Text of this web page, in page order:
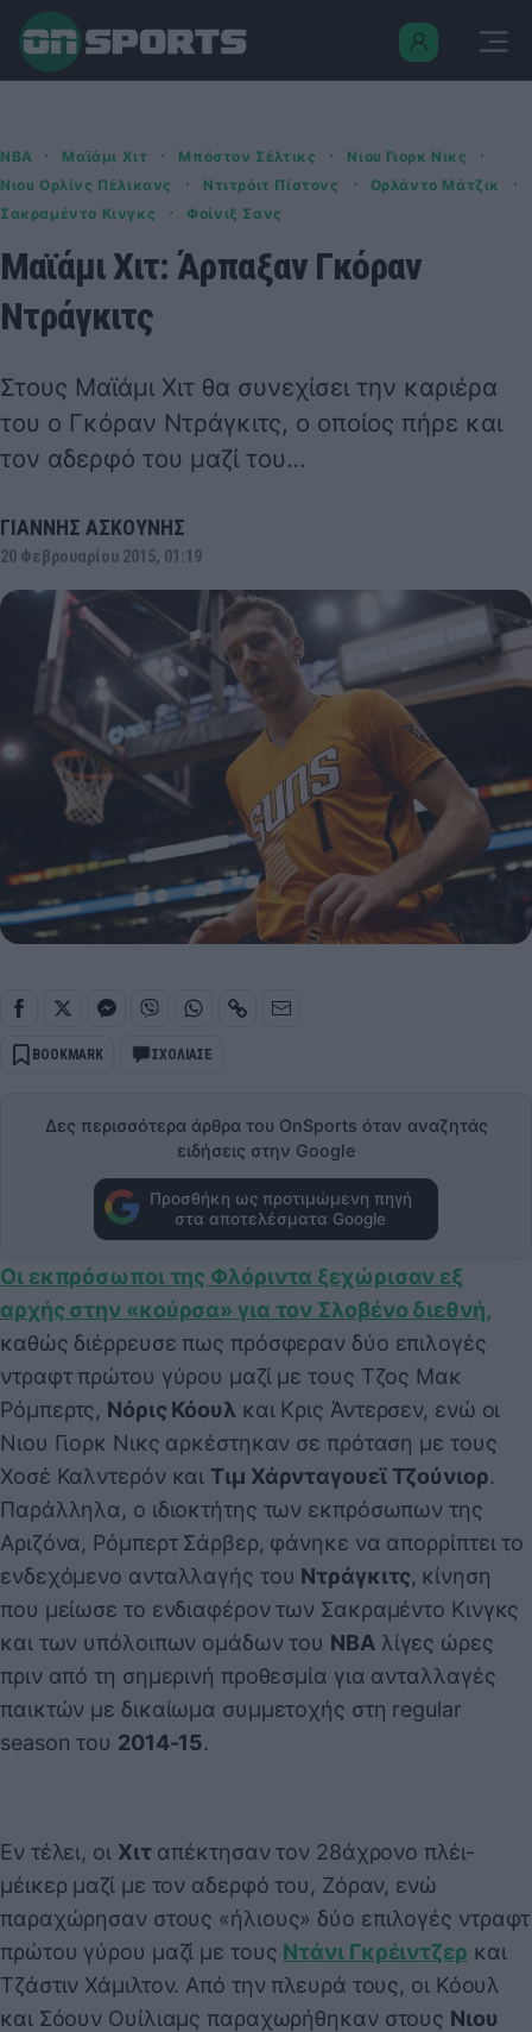
NBA · Μαϊάμι Χιτ · Μπόστον Σέλτικς · Νιου Γιορκ Νικς ·
Νιου Ορλίνς Πέλικανς · Ντιτρόιτ Πίστονς · Ορλάντο Μάτζικ ·
Σακραμέντο Κινγκς · Φοίνιξ Σανς
Μαϊάμι Χιτ: Άρπαξαν Γκόραν
Ντράγκιτς
Στους Μαϊάμι Χιτ θα συνεχίσει την καριέρα
του ο Γκόραν Ντράγκιτς, ο οποίος πήρε και
τον αδερφό του μαζί του…
ΓΙΑΝΝΗΣ ΑΣΚΟΥΝΗΣ
20 Φεβρουαρίου 2015, 01:19
BOOKMARK ΣΧΟΛΙΑΣΕ
Δες περισσότερα άρθρα του OnSports όταν αναζητάς
ειδήσεις στην Google
Προσθήκη ως προτιμώμενη πηγή
στα αποτελέσματα Google
Οι εκπρόσωποι της Φλόριντα ξεχώρισαν εξ
αρχής στην «κούρσα» για τον Σλοβένο διεθνή,
καθώς διέρρευσε πως πρόσφεραν δύο επιλογές
ντραφτ πρώτου γύρου μαζί με τους Τζος Μακ
Ρόμπερτς, Νόρις Κόουλ και Κρις Άντερσεν, ενώ οι
Νιου Γιορκ Νικς αρκέστηκαν σε πρόταση με τους
Χοσέ Καλντερόν και Τιμ Χάρνταγουεϊ Τζούνιορ.
Παράλληλα, ο ιδιοκτήτης των εκπρόσωπων της
Αριζόνα, Ρόμπερτ Σάρβερ, φάνηκε να απορρίπτει το
ενδεχόμενο ανταλλαγής του Ντράγκιτς, κίνηση
που μείωσε το ενδιαφέρον των Σακραμέντο Κινγκς
και των υπόλοιπων ομάδων του NBAλίγες ώρες
πριν από τη σημερινή προθεσμία για ανταλλαγές
παικτών με δικαίωμα συμμετοχής στη regular
season του 2014-15.
Εν τέλει, οι Χιταπέκτησαν τον 28άχρονο πλέι-
μέικερ μαζί με τον αδερφό του, Ζόραν, ενώ
παραχώρησαν στους «ήλιους» δύο επιλογές ντραφτ
πρώτου γύρου μαζί με τους Ντάνι Γκρέιντζερ και
Τζάστιν Χάμιλτον. Από την πλευρά τους, οι Κόουλ
και Σόουν Ουίλιαμς παραχωρήθηκαν στους Νιου